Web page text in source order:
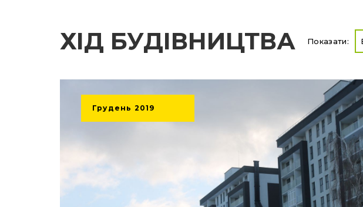
ХІД БУДІВНИЦТВА Показати:
Грудень 2019